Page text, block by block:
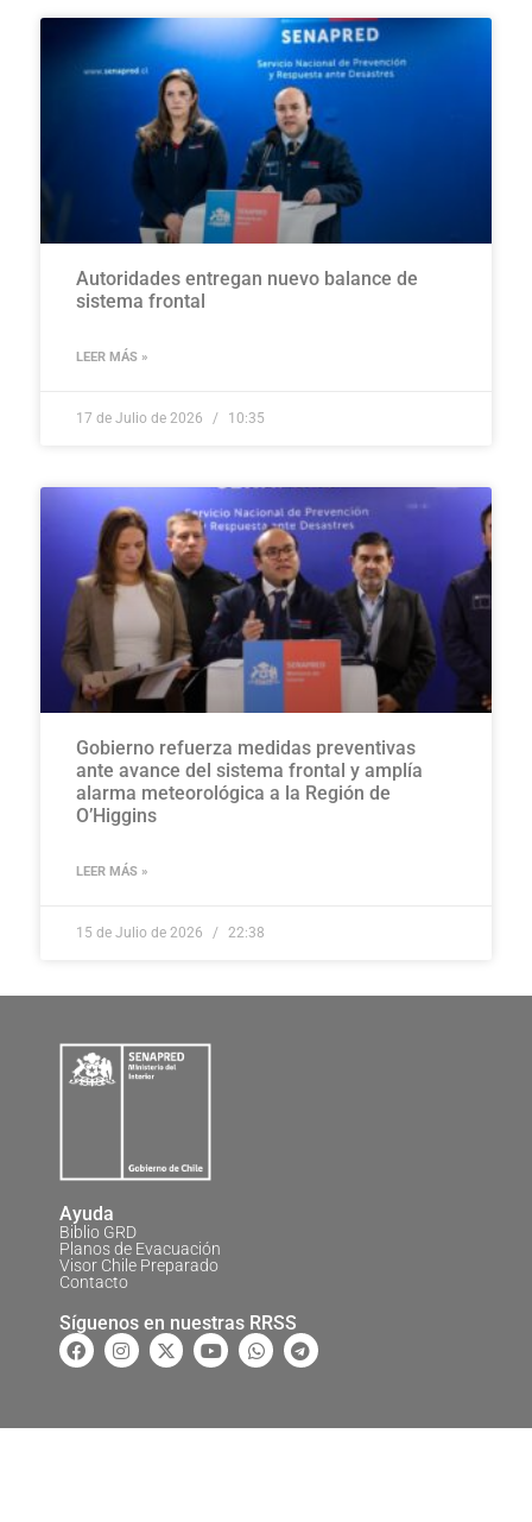
Autoridades entregan nuevo balance de
sistema frontal
LEER MÁS »
17 de Julio de 2026 10:35
Gobierno refuerza medidas preventivas
ante avance del sistema frontal y amplía
alarma meteorológica a la Región de
O’Higgins
LEER MÁS »
15 de Julio de 2026 22:38
Ayuda
Biblio GRD
Planos de Evacuación
Visor Chile Preparado
Contacto
Síguenos en nuestras RRSS